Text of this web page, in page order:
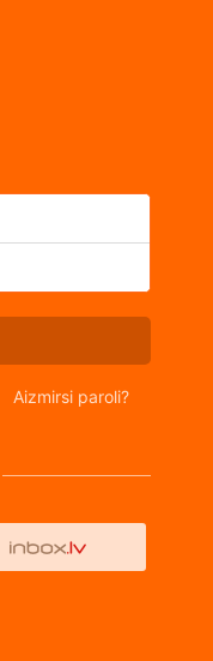
Aizmirsi paroli?